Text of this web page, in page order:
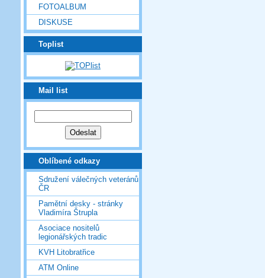
FOTOALBUM
DISKUSE
Toplist
Mail list
Oblíbené odkazy
Sdružení válečných veteránů
ČR
Pamětní desky - stránky
Vladimíra Štrupla
Asociace nositelů
legionářských tradic
KVH Litobratřice
ATM Online